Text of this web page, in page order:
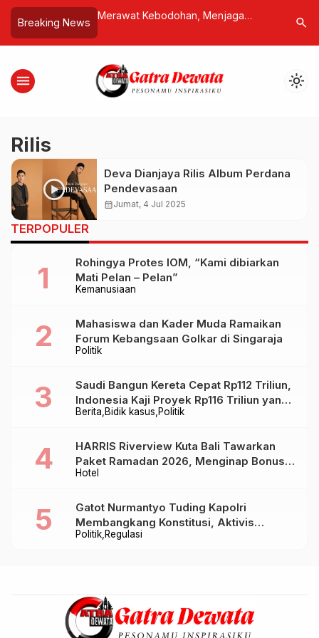
Breaking News
Pemilu
Makanan
Sakura Masuk
Merawat Kebodohan, Menjaga
Tanpa
Power
search
menu light_mode
Rilis
Deva Dianjaya Rilis Album Perdana
Pendevasaan
calendar_monthJumat, 4 Jul 2025
TERPOPULER
Kemanusiaan
Rohingya Protes IOM, “Kami dibiarkan
Mati Pelan – Pelan”
Politik
Mahasiswa dan Kader Muda Ramaikan
Forum Kebangsaan Golkar di Singaraja
Berita Bidik kasus Politik
Saudi Bangun Kereta Cepat Rp112 Triliun,
Indonesia Kaji Proyek Rp116 Triliun yang
Baru Sampai Bandung
Hotel
HARRIS Riverview Kuta Bali Tawarkan
Paket Ramadan 2026, Menginap Bonus
Takjil hingga Bukber Mulai Rp88.888
Politik Regulasi
Gatot Nurmantyo Tuding Kapolri
Membangkang Konstitusi, Aktivis
Tegaskan Polri Tak Punya Sejarah